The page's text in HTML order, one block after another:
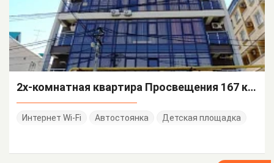
2х-комнатная квартира Просвещения 167 кв 96
Интернет Wi-Fi Автостоянка Детская площадка